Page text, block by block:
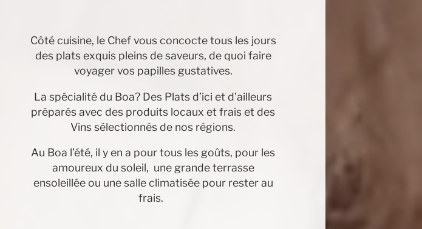
Côté cuisine, le Chef vous concocte tous les jours
des plats exquis pleins de saveurs, de quoi faire
voyager vos papilles gustatives.
La spécialité du Boa? Des Plats d’ici et d’ailleurs
préparés avec des produits locaux et frais et des
Vins sélectionnés de nos régions.
Au Boa l’été, il y en a pour tous les goûts, pour les
amoureux du soleil, une grande terrasse
ensoleillée ou une salle climatisée pour rester au
frais.